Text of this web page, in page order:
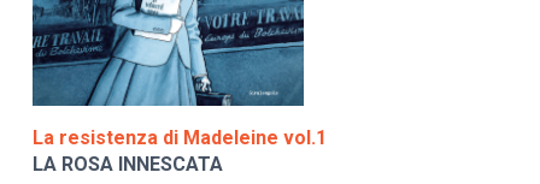
La resistenza di Madeleine vol.1
LA ROSA INNESCATA